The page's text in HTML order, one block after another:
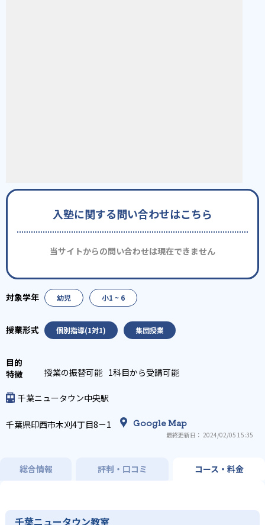
入塾に関する問い合わせはこちら
当サイトからの問い合わせは現在できません
幼児 小1 ~ 6
個別指導(1対1) 集団授業
授業の振替可能 1科目から受講可能
千葉ニュータウン中央駅
千葉県印西市木刈4丁目8－1 Google Map
最終更新日： 2024/02/05 15:35
総合情報 評判・口コミ コース・料金
千葉ニュータウン教室